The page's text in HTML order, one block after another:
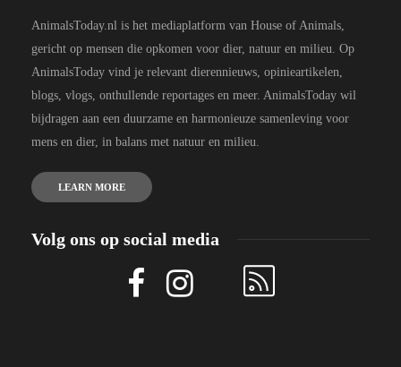
AnimalsToday.nl is het mediaplatform van House of Animals,
gericht op mensen die opkomen voor dier, natuur en milieu. Op
AnimalsToday vind je relevant dierennieuws, opinieartikelen,
blogs, vlogs, onthullende reportages en meer. AnimalsToday wil
bijdragen aan een duurzame en harmonieuze samenleving voor
mens en dier, in balans met natuur en milieu.
LEARN MORE
Volg ons op social media